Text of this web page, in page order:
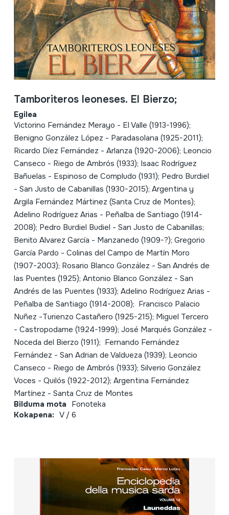
Tamboriteros leoneses. El Bierzo;
Egilea
Victorino Fernández Merayo - El Valle (1913-1996);
Benigno González López - Paradasolana (1925-2011);
Ricardo Díez Fernández - Arlanza (1920-2006); Leoncio
Canseco - Riego de Ambrós (1933); Isaac Rodríguez
Bañuelas - Espinoso de Compludo (1931); Pedro Burdiel
- San Justo de Cabanillas (1930-2015); Argentina y
Argila Fernández Mártinez (Santa Cruz de Montes);
Adelino Rodríguez Arias - Peñalba de Santiago (1914-
2008); Pedro Burdiel Budiel - San Justo de Cabanillas;
Benito Alvarez García - Manzanedo (1909-?); Gregorio
García Pardo - Colinas del Campo de Martín Moro
(1907-2003); Rosario Blanco González - San Andrés de
las Puentes (1925); Antonio Blanco González - San
Andrés de las Puentes (1933); Adelino Rodríguez Arias -
Peñalba de Santiago (1914-2008); Francisco Palacio
Nuñez -Turienzo Castañero (1925-215); Miguel Tercero
- Castropodame (1924-1999); José Marqués González -
Noceda del Bierzo (1911); Fernando Fernández
Fernández - San Adrian de Valdueza (1939); Leoncio
Canseco - Riego de Ambrós (1933); Silverio González
Voces - Quilós (1922-2012); Argentina Fernández
Martínez - Santa Cruz de Montes
Bilduma mota Fonoteka
Kokapena: V / 6